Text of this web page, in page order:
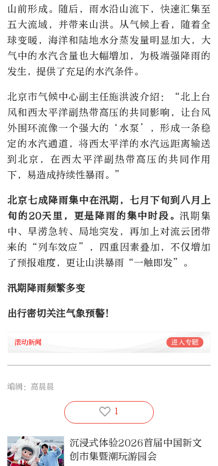
山前形成。随后，雨水沿山流下，快速汇集至
五大流域，并带来山洪。从气候上看，随着全
球变暖，海洋和陆地水分蒸发量明显加大，大
气中的水汽含量也大幅增加，为极端强降雨的
发生，提供了充足的水汽条件。
北京市气候中心副主任施洪波介绍：“北上台
风和西太平洋副热带高压的共同影响，让台风
外围环流像一个强大的‘水泵’，形成一条稳
定的水汽通道，将西太平洋的水汽远距离输送
到北京，在西太平洋副热带高压的共同作用
下，易造成持续性暴雨。”
北京七成降雨集中在汛期，七月下旬到八月上
旬的20天里，更是降雨的集中时段。汛期集
中、旱涝急转、局地突发，再加上对流云团带
来的“列车效应”，四重因素叠加，不仅增加
了预报难度，更让山洪暴雨“一触即发”。
汛期降雨频繁多变
出行密切关注气象预警！
滚动新闻 进入专题
编辑：高晨晨
1
沉浸式体验2026首届中国新文
创市集暨潮玩游园会